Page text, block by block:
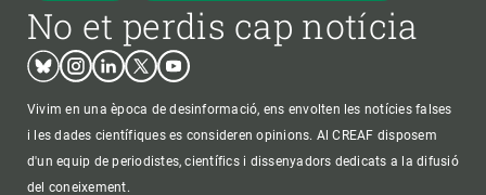
No et perdis cap notícia
BlueskyInstagram
LinkedinTwitterYoutube
Vivim en una època de desinformació, ens envolten les notícies falses
i les dades científiques es consideren opinions. Al CREAF disposem
d'un equip de periodistes, científics i dissenyadors dedicats a la difusió
del coneixement.